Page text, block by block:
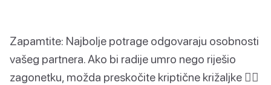
Zapamtite: Najbolje potrage odgovaraju osobnosti
vašeg partnera. Ako bi radije umro nego riješio
zagonetku, možda preskočite kriptične križaljke 🤷‍♀️